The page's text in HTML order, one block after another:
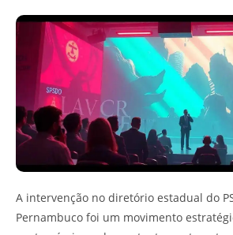
A intervenção no diretório estadual do
Pernambuco foi um movimento